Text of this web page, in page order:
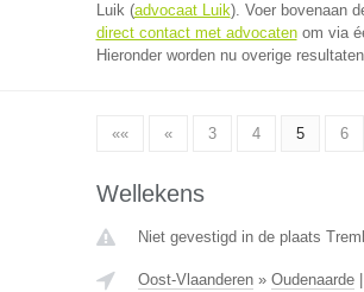
Luik (advocaat Luik). Voer bovenaan
direct contact met advocatenom via
Hieronder worden nu overige
«« « 3 4 5 6
Wellekens
Niet gevestigd in de plaats
Oost-Vlaanderen» Oudenaarde|